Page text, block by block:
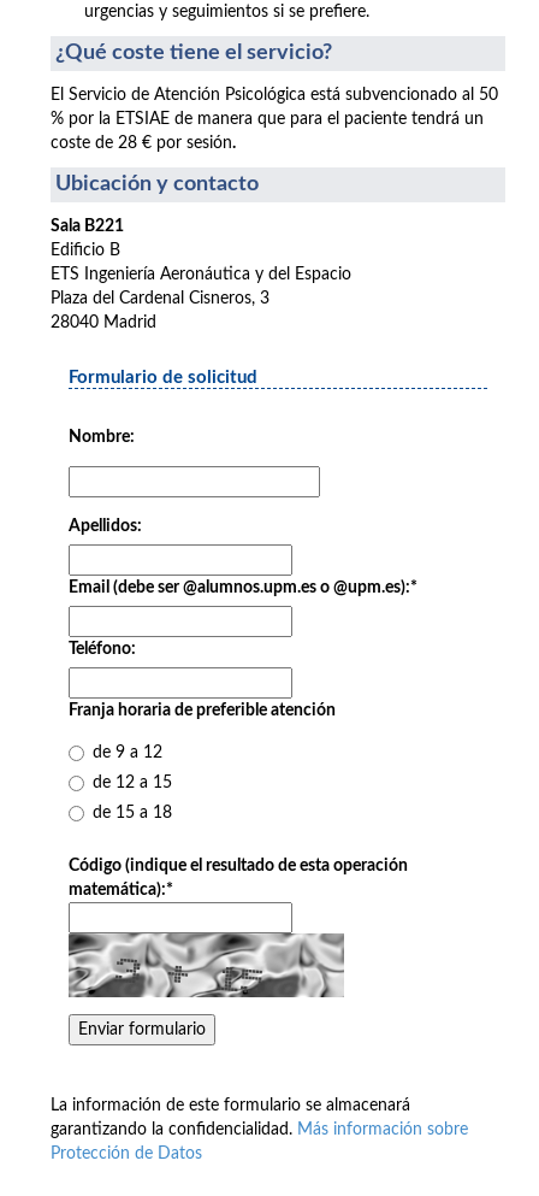
urgencias y seguimientos si se prefiere.
¿Qué coste tiene el servicio?
El Servicio de Atención Psicológica está subvencionado al 50
% por la ETSIAE de manera que para el paciente tendrá un
coste de 28 € por sesión.
Ubicación y contacto
Sala B221
Edificio B
ETS Ingeniería Aeronáutica y del Espacio
Plaza del Cardenal Cisneros, 3
28040 Madrid
Formulario de solicitud
Nombre:
Apellidos:
Email (debe ser @alumnos.upm.es o @upm.es):*
Teléfono:
Franja horaria de preferible atención
de 9 a 12
de 12 a 15
de 15 a 18
Código (indique el resultado de esta operación
matemática):*
La información de este formulario se almacenará
garantizando la confidencialidad. Más información sobre
Protección de Datos